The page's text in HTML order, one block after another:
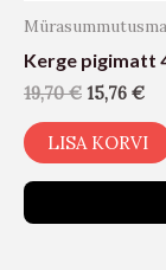
Kerge pigimatt
19,70€ 15,76 €
LISA KORVI